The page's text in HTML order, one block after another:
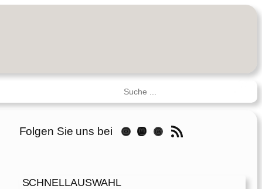
Suchen
Folgen Sie uns bei Instagram Mastodon Threads RSS-Feed
SCHNELLAUSWAHL